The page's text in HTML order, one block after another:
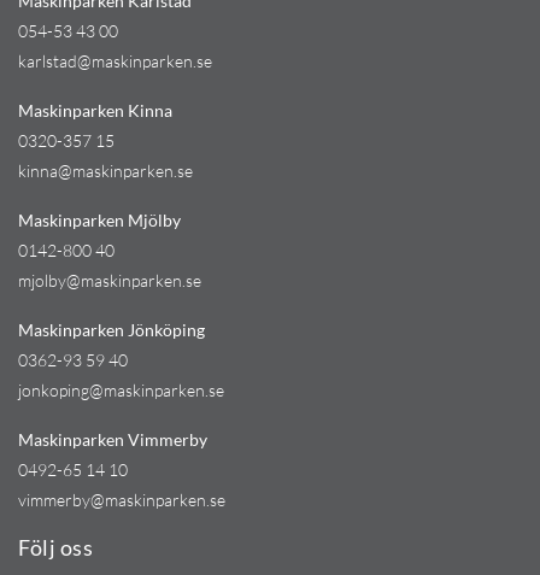
054-53 43 00
karlstad@maskinparken.se
Maskinparken Kinna
0320-357 15
kinna@maskinparken.se
Maskinparken Mjölby
0142-800 40
mjolby@maskinparken.se
Maskinparken Jönköping
0362-93 59 40
jonkoping@maskinparken.se
Maskinparken Vimmerby
0492-65 14 10
vimmerby@maskinparken.se
Följ oss